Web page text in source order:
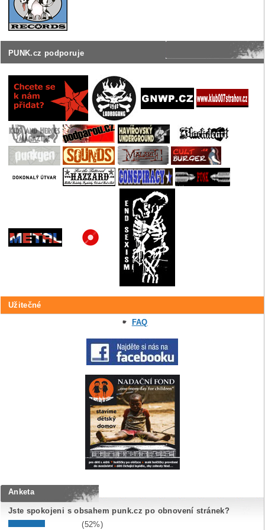
PUNK.cz podporuje
Užitečné
FAQ
Anketa
Jste spokojeni s obsahem punk.cz po obnovení stránek?
(52%)